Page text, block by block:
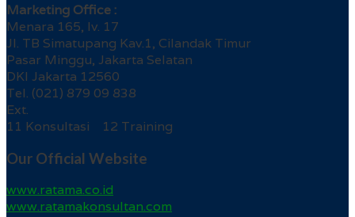
Marketing Office :
Menara 165, lv. 17
Jl. TB Simatupang Kav.1, Cilandak Timur
Pasar Minggu, Jakarta Selatan
DKI Jakarta 12560
Tel. (021) 879 09 838
Ext.
11 Konsultasi 12 Training
Our Official Website
www.ratama.co.id
www.ratamakonsultan.com